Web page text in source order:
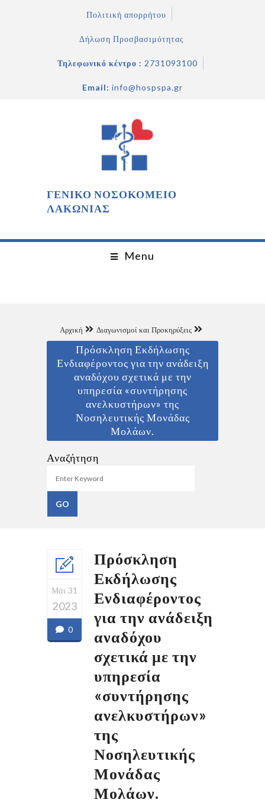
Πολιτική απορρήτου
Δήλωση Προσβασιμότητας
Τηλεφωνικό κέντρο : 2731093100
Email: info@hospspa.gr
ΓΕΝΙΚΟ ΝΟΣΟΚΟΜΕΙΟ
ΛΑΚΩΝΙΑΣ
Menu
Αρχική Διαγωνισμοί και Προκηρύξεις
Πρόσκληση Εκδήλωσης
Ενδιαφέροντος για την ανάδειξη
αναδόχου σχετικά με την
υπηρεσία «συντήρησης
ανελκυστήρων» της
Νοσηλευτικής Μονάδας
Μολάων.
Αναζήτηση
Μάι 31
2023
0
Πρόσκληση
Εκδήλωσης
Ενδιαφέροντος
για την ανάδειξη
αναδόχου
σχετικά με την
υπηρεσία
«συντήρησης
ανελκυστήρων»
της
Νοσηλευτικής
Μονάδας
Μολάων.